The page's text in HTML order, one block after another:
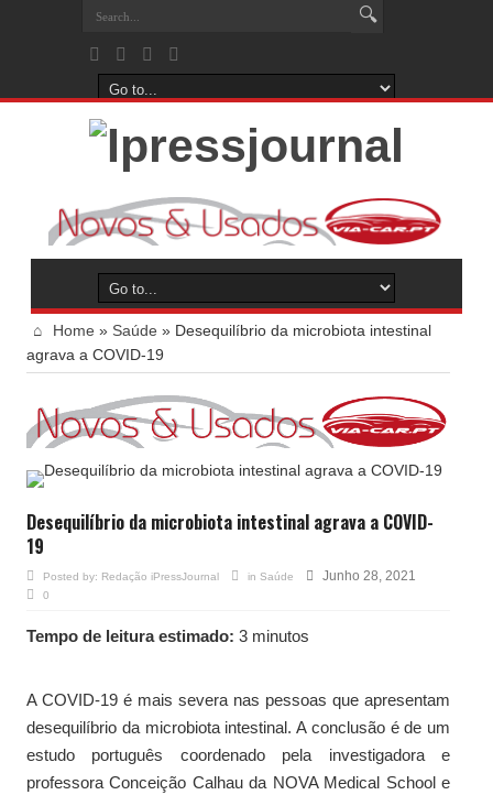
Home » Saúde » Desequilíbrio da microbiota intestinal
agrava a COVID-19
Desequilíbrio da microbiota intestinal agrava a COVID-
19
Posted by: Redação iPressJournal in Saúde Junho 28, 2021
0
Tempo de leitura estimado: 3 minutos
A COVID-19 é mais severa nas pessoas que apresentam
desequilíbrio da microbiota intestinal. A conclusão é de um
estudo português coordenado pela investigadora e
professora Conceição Calhau da NOVA Medical School e